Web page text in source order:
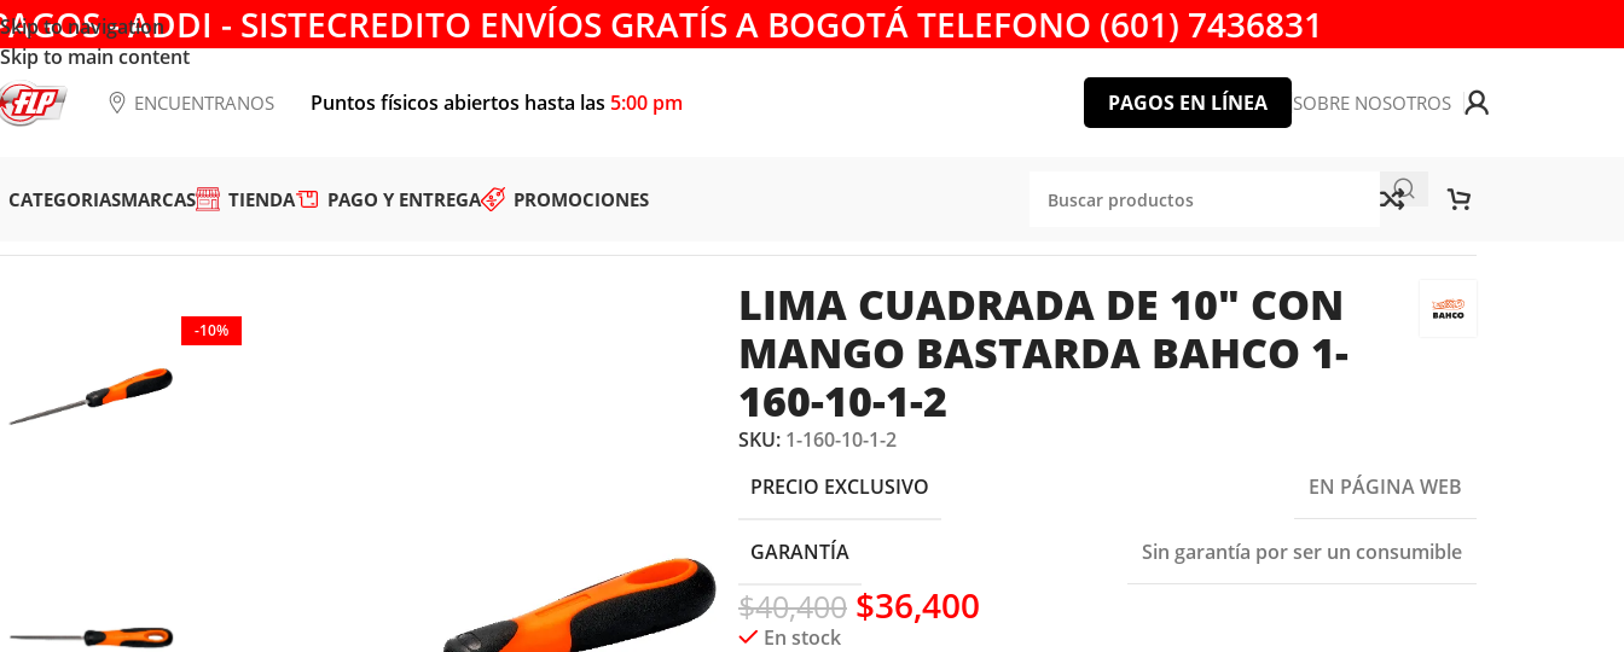
Skip to navigation
Skip to main content
- ADDI - SISTECREDITO ENVÍOS GRATÍS A BOGOTÁ TELEFONO (601) 7436831
ENCUENTRANOS Puntos físicos abiertos hasta las 5:00 pm PAGOS EN LÍNEA SOBRE NOSOTROS
CATEGORIASMARCAS TIENDA PAGO Y ENTREGA PROMOCIONES
-10%
LIMA CUADRADA DE 10″ CON
MANGO BASTARDA BAHCO 1-
160-10-1-2
SKU: 1-160-10-1-2
PRECIO EXCLUSIVO
EN PÁGINA WEB
GARANTÍA Sin garantía por ser un consumible
$40,400 $36,400
En stock